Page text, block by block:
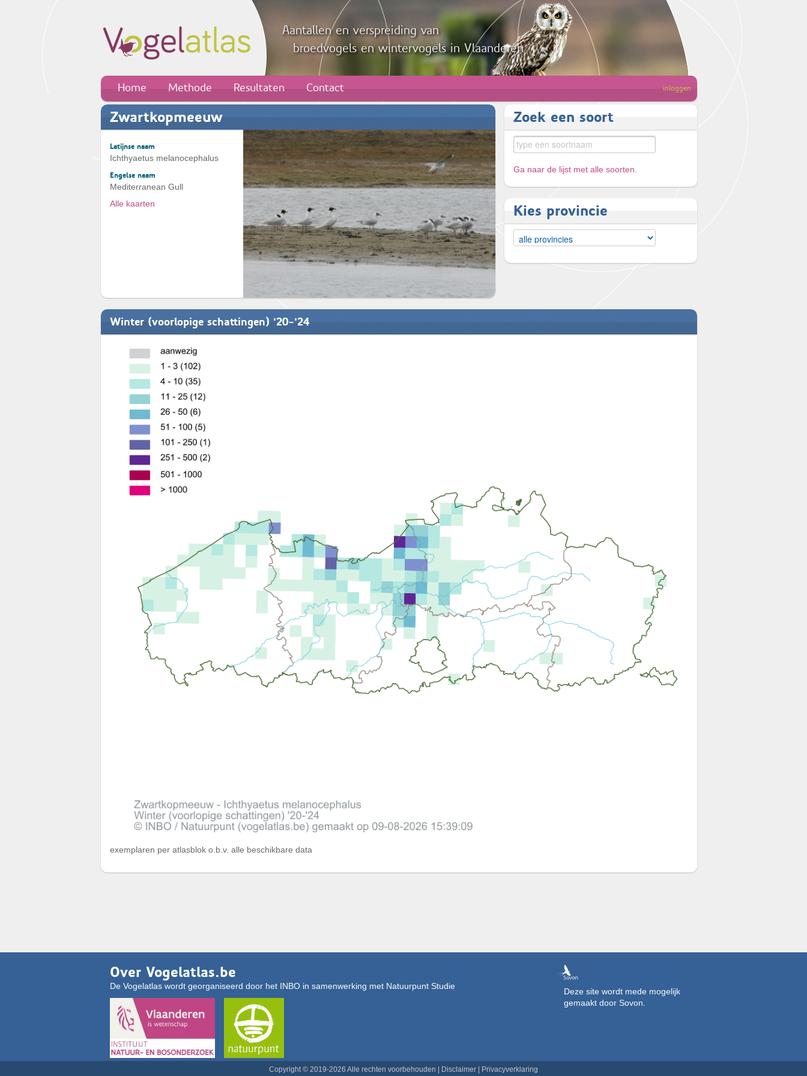
Aantallen en verspreiding van
broedvogels en wintervogels in Vlaanderen
Home Methode Resultaten Contact inloggen
Zwartkopmeeuw
Latijnse naam
Ichthyaetus melanocephalus
Engelse naam
Mediterranean Gull
Alle kaarten
Zoek een soort
Ga naar de lijst met alle soorten
Kies provincie
Winter (voorlopige schattingen) '20-'24
exemplaren per atlasblok o.b.v. alle beschikbare data
Over Vogelatlas.be
De Vogelatlas wordt georganiseerd door het INBO in samenwerking met Natuurpunt Studie
Deze site wordt mede mogelijk
gemaakt door Sovon.
Copyright © 2019-2026 Alle rechten voorbehouden | Disclaimer | Privacyverklaring